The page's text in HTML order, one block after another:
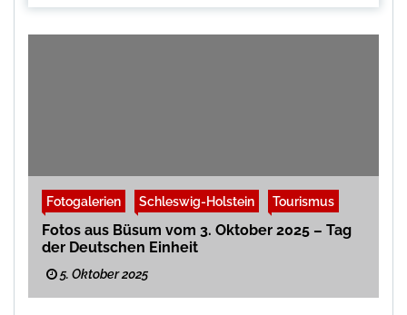
Fotogalerien Schleswig-Holstein Tourismus
Fotos aus Büsum vom 3. Oktober 2025 – Tag
der Deutschen Einheit
5. Oktober 2025